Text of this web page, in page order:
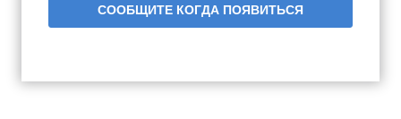
СООБЩИТЕ КОГДА ПОЯВИТЬСЯ